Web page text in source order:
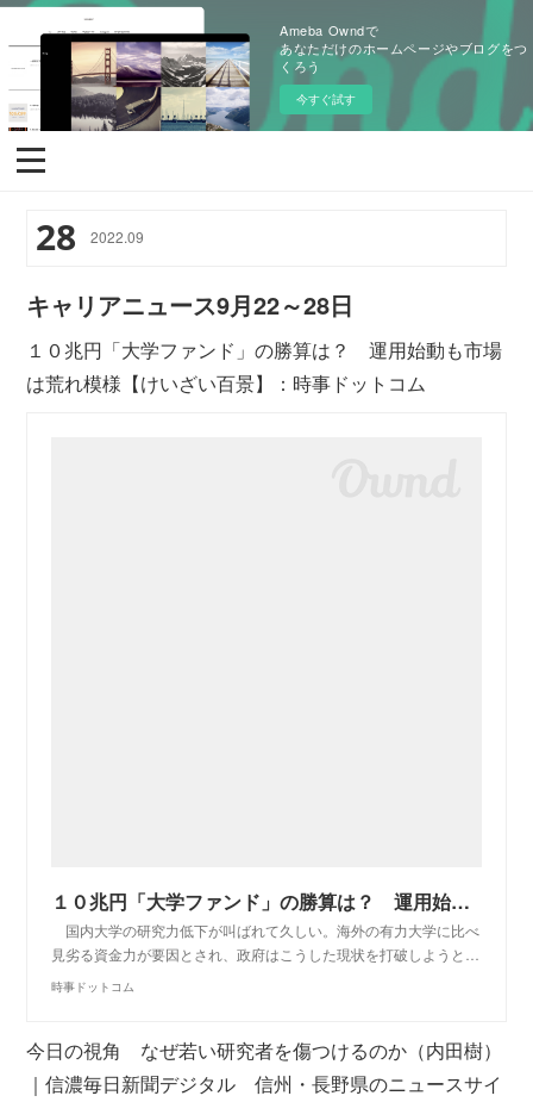
Ameba Owndで
あなただけのホームページやブログをつ
くろう
今すぐ試す
28 2022.09
キャリアニュース9月22～28日
１０兆円「大学ファンド」の勝算は？ 運用始動も市場
は荒れ模様【けいざい百景】：時事ドットコム
１０兆円「大学ファンド」の勝算は？ 運用始動も市場は荒れ模様【けいざい百景】：時事ドットコム
国内大学の研究力低下が叫ばれて久しい。海外の有力大学に比べ
見劣る資金力が要因とされ、政府はこうした現状を打破しようと…
時事ドットコム
今日の視角 なぜ若い研究者を傷つけるのか（内田樹）
｜信濃毎日新聞デジタル 信州・長野県のニュースサイ